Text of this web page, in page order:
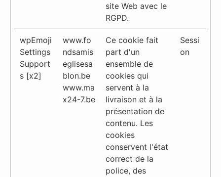
site Web avec le
RGPD.
wpEmoji
Settings
Support
s [x2]
www.fo
ndsamis
eglisesa
blon.be
www.ma
x24-7.be
Ce cookie fait
part d'un
ensemble de
cookies qui
servent à la
livraison et à la
présentation de
contenu. Les
cookies
conservent l'état
correct de la
police, des
Sessi
on